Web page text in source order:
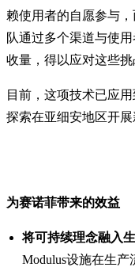
赖使用者的自愿参与
队通过多个渠道与使
收量，得以应对这些挑
目前，这项技术已应
探索在亚细安地区开展
为赛诺菲带来的效益
将可持续理念融入
Modulus设施在生产